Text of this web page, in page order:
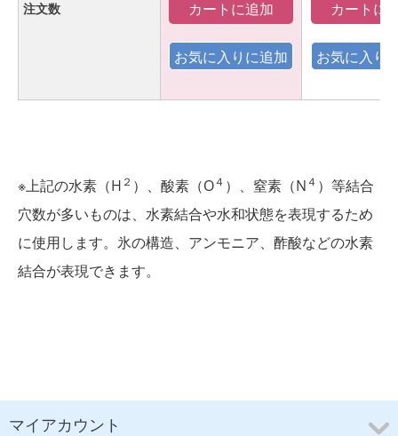
注文数 カートに追加 カートに
※上記の水素（H ２ ）、酸素（O４ ）、窒素（N４ ）等結合
穴数が多いものは、水素結合や水和状態を表現するため
に使用します。氷の構造、アンモニア、酢酸などの水素
結合が表現できます。
マイアカウント